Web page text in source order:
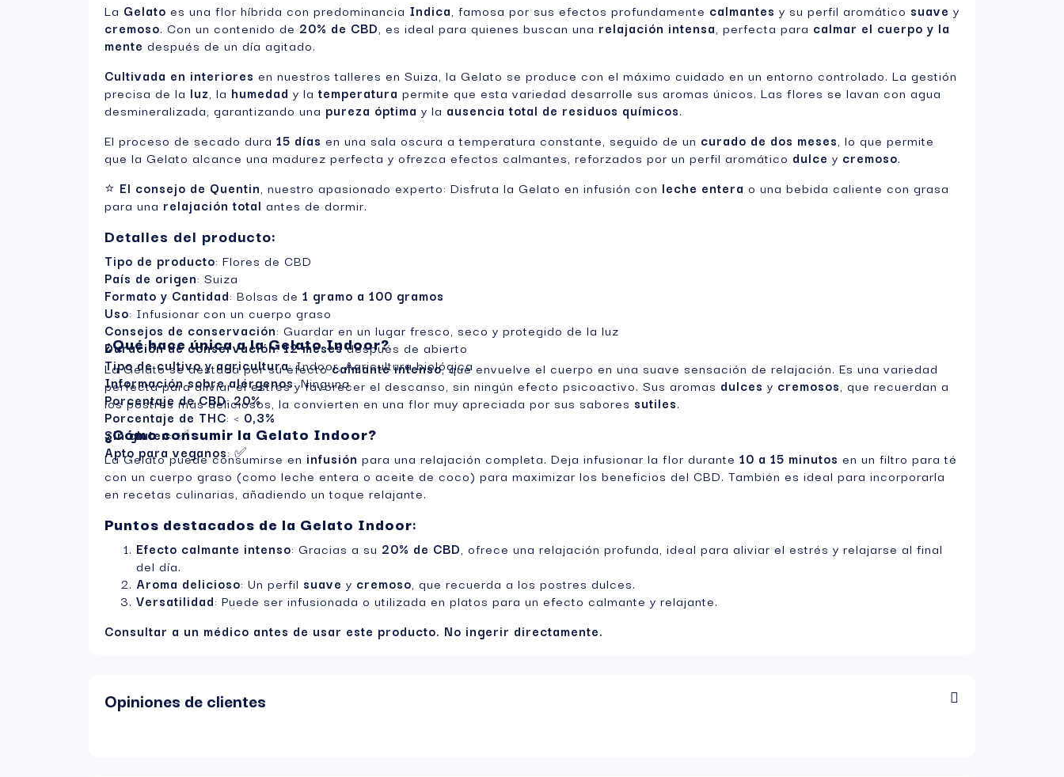
La Gelato es una flor híbrida con predominancia Indica, famosa por sus efectos profundamente calmantes y su perfil aromático suave y
cremoso. Con un contenido de 20% de CBD, es ideal para quienes buscan una relajación intensa, perfecta para calmar el cuerpo y la
mente después de un día agitado.
Cultivada en interiores en nuestros talleres en Suiza, la Gelato se produce con el máximo cuidado en un entorno controlado. La gestión
precisa de la luz, la humedad y latemperatura permite que esta variedad desarrolle sus aromas únicos. Las flores se lavan con agua
desmineralizada, garantizando una pureza óptima y la ausencia total de residuos químicos.
El proceso de secado dura 15 días en una sala oscura a temperatura constante, seguido de un curado de dos meses, lo que permite
que la Gelato alcance una madurez perfecta y ofrezca efectos calmantes, reforzados por un perfil aromático dulce y cremoso.
⭐ El consejo de Quentin, nuestro apasionado experto: Disfruta la Gelato en infusión con leche entera o una bebida caliente con grasa
para una relajación total antes de dormir.
Detalles del producto:
Tipo de producto: Flores de CBD
País de origen: Suiza
Formato y Cantidad: Bolsas de 1 gramo a 100 gramos
Uso: Infusionar con un cuerpo graso
Consejos de conservación: Guardar en un lugar fresco, seco y protegido de la luz
Duración de conservación:12 mesesdespués de abierto
Tipo de cultivo y agricultura: Indoor, Agricultura biológica
Información sobre alérgenos: Ninguna
Porcentaje de CBD:20%
Porcentaje de THC: < 0,3%
Sin gluten: ✅
Apto para veganos: ✅
¿Qué hace única a la Gelato Indoor?
La Gelato se destaca por su efectocalmante intenso, que envuelve el cuerpo en una suave sensación de relajación. Es una variedad
perfecta para aliviar el estrés y favorecer el descanso, sin ningún efecto psicoactivo. Sus aromas dulces y cremosos, que recuerdan a
los postres más deliciosos, la convierten en una flor muy apreciada por sus sabores sutiles.
¿Cómo consumir la Gelato Indoor?
La Gelato puede consumirse en infusión para una relajación completa. Deja infusionar la flor durante 10 a 15 minutos en un filtro para té
con un cuerpo graso (como leche entera o aceite de coco) para maximizar los beneficios del CBD. También es ideal para incorporarla
en recetas culinarias, añadiendo un toque relajante.
Puntos destacados de la Gelato Indoor:
Efecto calmante intenso: Gracias a su 20% de CBD, ofrece una relajación profunda, ideal para aliviar el estrés y relajarse al final
del día.
Aroma delicioso: Un perfil suave y cremoso, que recuerda a los postres dulces.
Versatilidad: Puede ser infusionada o utilizada en platos para un efecto calmante y relajante.
Consultar a un médico antes de usar este producto. No ingerir directamente.
Opiniones de clientes